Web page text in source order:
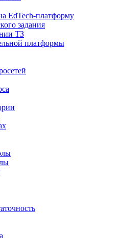
EdTech-платформу
задания
ТЗ
платформы